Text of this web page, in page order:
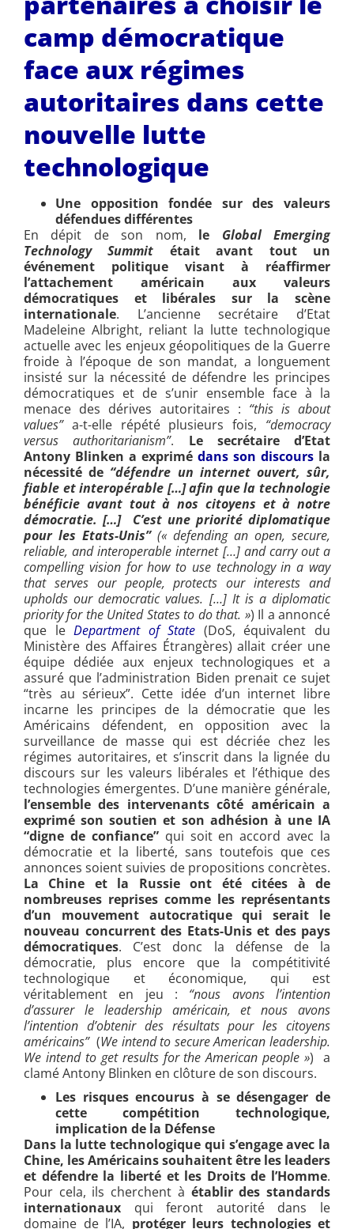
camp démocratique
face aux régimes
autoritaires dans cette
nouvelle lutte
technologique
Une opposition fondée sur des valeurs
défendues différentes
En dépit de son nom, le Global Emerging
Technology Summit était avant tout un
événement politique visant à réaffirmer
l’attachement américain aux valeurs
démocratiques et libérales sur la scène
internationale. L’ancienne secrétaire d’Etat
Madeleine Albright, reliant la lutte technologique
actuelle avec les enjeux géopolitiques de la Guerre
froide à l’époque de son mandat, a longuement
insisté sur la nécessité de défendre les principes
démocratiques et de s’unir ensemble face à la
menace des dérives autoritaires : “this is about
values”a-t-elle répété plusieurs fois, “democracy
versus authoritarianism”. Le secrétaire d’Etat
Antony Blinken a exprimé dans son discours la
nécessité de “défendre un internet ouvert, sûr,
fiable et interopérable […] afin que la technologie
bénéficie avant tout à nos citoyens et à notre
démocratie. […]
C’est une priorité diplomatique
pour les Etats-Unis” (« defending an open, secure,
reliable, and interoperable internet […] and carry out a
compelling vision for how to use technology in a way
that serves our people, protects our interests and
upholds our democratic values. […] It is a diplomatic
priority for the United States to do that. ») Il a annoncé
que leDepartment of State (DoS, équivalent du
Ministère des Affaires Étrangères) allait créer une
équipe dédiée aux enjeux technologiques et a
assuré que l’administration Biden prenait ce sujet
“très au sérieux”. Cette idée d’un internet libre
incarne les principes de la démocratie que les
Américains défendent, en opposition avec la
surveillance de masse qui est décriée chez les
régimes autoritaires, et s’inscrit dans la lignée du
discours sur les valeurs libérales et l’éthique des
technologies émergentes. D’une manière générale,
l’ensemble des intervenants côté américain a
exprimé son soutien et son adhésion à une IA
“digne de confiance”qui soit en accord avec la
démocratie et la liberté, sans toutefois que ces
annonces soient suivies de propositions concrètes.
La Chine et la Russie ont été citées à de
nombreuses reprises comme les représentants
d’un mouvement autocratique qui serait le
nouveau concurrent des Etats-Unis et des pays
démocratiques. C’est donc la défense de la
démocratie, plus encore que la compétitivité
technologique et économique, qui est
véritablement en jeu : “nous avons l’intention
d’assurer le leadership américain, et nous avons
l’intention d’obtenir des résultats pour les citoyens
américains”(We intend to secure American leadership.
We intend to get results for the American people ») a
clamé Antony Blinken en clôture de son discours.
Les risques encourus à se désengager de
cette compétition technologique,
implication de la Défense
Dans la lutte technologique qui s’engage avec la
Chine, les Américains souhaitent être les leaders
et défendre la liberté et les Droits de l’Homme.
Pour cela, ils cherchent à établir des standards
internationaux qui feront autorité dans le
domaine de l’IA, protéger leurs technologies et